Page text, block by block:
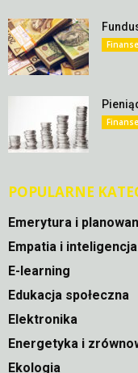
Finanse
Finanse
POPULARNE
Emerytura i
Empatia i
E-learning
Edukacja społeczna
Elektronika
Energetyka i
Ekologia